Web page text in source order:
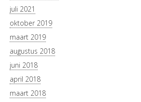
juli 2021
oktober 2019
maart 2019
augustus 2018
juni 2018
april 2018
maart 2018